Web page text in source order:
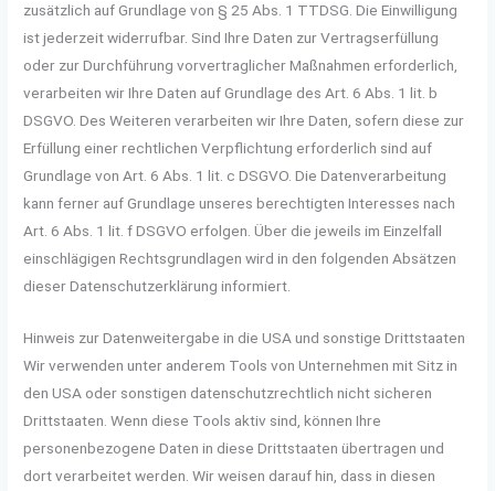
zusätzlich auf Grundlage von § 25 Abs. 1 TTDSG. Die Einwilligung
ist jederzeit widerrufbar. Sind Ihre Daten zur Vertragserfüllung
oder zur Durchführung vorvertraglicher Maßnahmen erforderlich,
verarbeiten wir Ihre Daten auf Grundlage des Art. 6 Abs. 1 lit. b
DSGVO. Des Weiteren verarbeiten wir Ihre Daten, sofern diese zur
Erfüllung einer rechtlichen Verpflichtung erforderlich sind auf
Grundlage von Art. 6 Abs. 1 lit. c DSGVO. Die Datenverarbeitung
kann ferner auf Grundlage unseres berechtigten Interesses nach
Art. 6 Abs. 1 lit. f DSGVO erfolgen. Über die jeweils im Einzelfall
einschlägigen Rechtsgrundlagen wird in den folgenden Absätzen
dieser Datenschutzerklärung informiert.
Hinweis zur Datenweitergabe in die USA und sonstige Drittstaaten
Wir verwenden unter anderem Tools von Unternehmen mit Sitz in
den USA oder sonstigen datenschutzrechtlich nicht sicheren
Drittstaaten. Wenn diese Tools aktiv sind, können Ihre
personenbezogene Daten in diese Drittstaaten übertragen und
dort verarbeitet werden. Wir weisen darauf hin, dass in diesen